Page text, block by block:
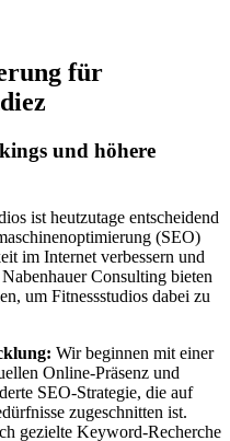
für
und höhere
ist heutzutage entscheidend
(SEO)
im Internet verbessern und
Consulting bieten
um Fitnessstudios dabei zu
Wir beginnen mit einer
Online-Präsenz und
SEO-Strategie, die auf
zugeschnitten ist.
gezielte Keyword-Recherche